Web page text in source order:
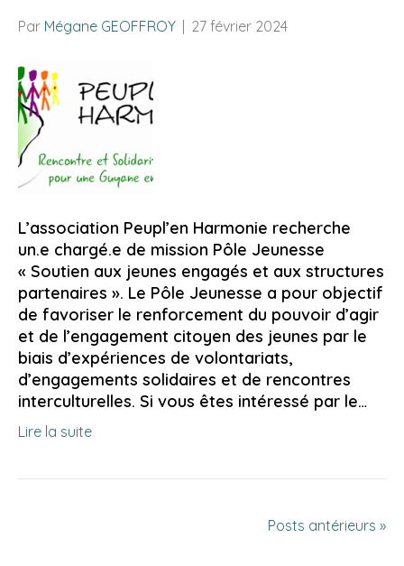
Par Mégane GEOFFROY 27 février 2024
L’association Peupl’en Harmonie recherche
un.e chargé.e de mission Pôle Jeunesse
« Soutien aux jeunes engagés et aux structures
partenaires ». Le Pôle Jeunesse a pour objectif
de favoriser le renforcement du pouvoir d’agir
et de l’engagement citoyen des jeunes par le
biais d’expériences de volontariats,
d’engagements solidaires et de rencontres
interculturelles. Si vous êtes intéressé par le…
Lire la suite
Posts antérieurs »